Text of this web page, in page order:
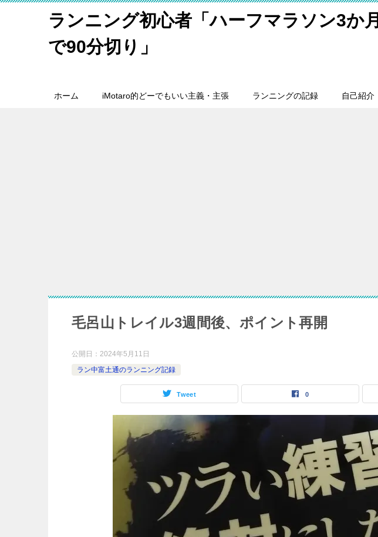
ランニング初心者「ハーフマラソン3か月
で90分切り」
ホーム iMotaro的どーでもいい主義・主張 ランニングの記録 自己紹介
毛呂山トレイル3週間後、ポイント再開
公開日： 2024年5月11日
ラン中富土通のランニング記録
Tweet 0